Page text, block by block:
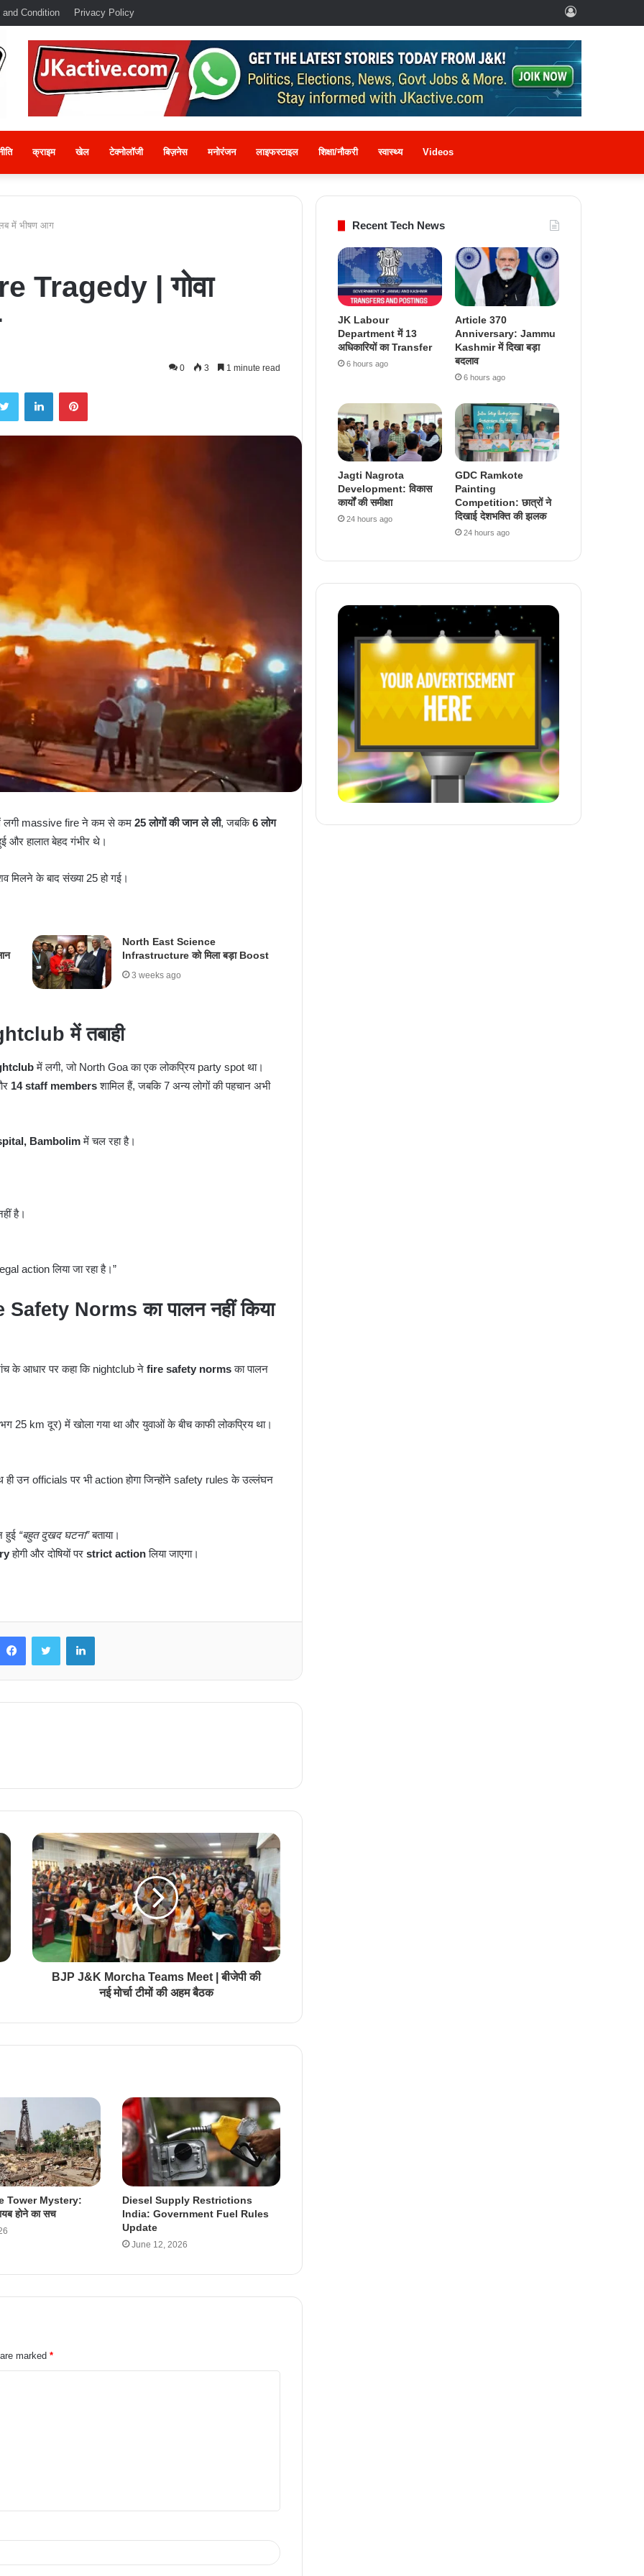
and Condition Privacy Policy
In
क्राइम खेल टेक्नोलॉजी बिज़नेस मनोरंजन लाइफस्टाइल शिक्षा/नौकरी स्वास्थ्य Videos
में भीषण आग
Tragedy | गोवा
0 3 1 minute read
लगी massive fire ने कम से कम 25 लोगों की जान ले ली, जबकि6 लोग
और हालात बेहद गंभीर थे।
मिलने के बाद संख्या 25 हो गई।
North East Science
Infrastructure को मिला बड़ा Boost
3 weeks ago
में तबाही
में लगी, जो North Goa का एक लोकप्रिय party spot था।
14 staff membersशामिल हैं, जबकि 7 अन्य लोगों की पहचान अभी
Bambolimमें चल रहा है।
है।
action लिया जा रहा है।”
Norms का पालन नहीं किया
के आधार पर कहा कि nightclub ने fire safety normsका पालन
km दूर) में खोला गया था और युवाओं के बीच काफी लोकप्रिय था।
उन officials पर भी action होगा जिन्होंने safety rules के उल्लंघन
हुई “बहुत दुखद घटना”बताया।
होगी और दोषियों पर strict actionलिया जाएगा।
BJP J&K Morcha Teams Meet | बीजेपी की
नई मोर्चा टीमों की अहम बैठक
Tower Mystery:
होने का सच
Diesel Supply Restrictions
India: Government Fuel Rules
Update
June 12, 2026
marked *
Recent Tech News
JK Labour
Department में 13
अधिकारियों का Transfer
6 hours ago
Article 370
Anniversary: Jammu
Kashmir में दिखा बड़ा
बदलाव
6 hours ago
Jagti Nagrota
Development: विकास
कार्यों की समीक्षा
24 hours ago
GDC Ramkote
Painting
Competition: छात्रों ने
दिखाई देशभक्ति की झलक
24 hours ago